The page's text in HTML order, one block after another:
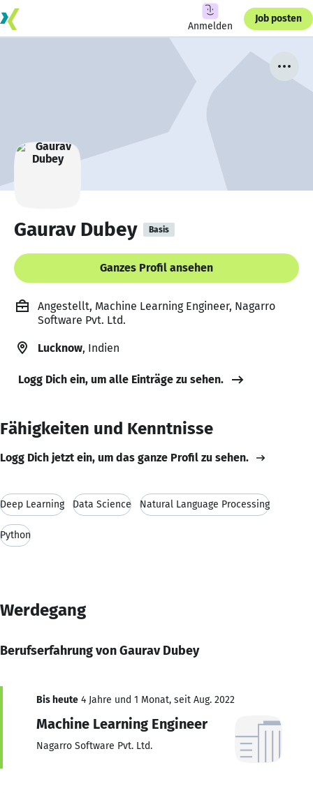
Anmelden
Job posten
Gaurav Dubey Basis
Ganzes Profil ansehen
Angestellt, Machine Learning Engineer, Nagarro
Software Pvt. Ltd.
Lucknow, Indien
Logg Dich ein, um alle Einträge zu sehen.
Fähigkeiten und Kenntnisse
Logg Dich jetzt ein, um das ganze Profil zu sehen.
Deep Learning Data Science Natural Language Processing
Python
Werdegang
Berufserfahrung von Gaurav Dubey
Bis heute 4 Jahre und 1 Monat, seit Aug. 2022
Machine Learning Engineer
Nagarro Software Pvt. Ltd.